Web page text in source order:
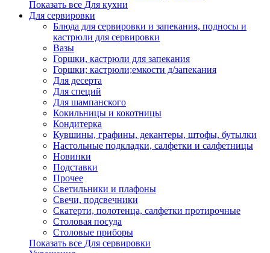
Показать все Для кухни
Для сервировки
Блюда для сервировки и запекания, подносы и
кастрюли для сервировки
Вазы
Горшки, кастрюли для запекания
Горшки; кастрюли;емкости д/запекания
Для десерта
Для специй
Для шампанского
Кокильницы и кокотницы
Кондитерка
Кувшины, графины, декантеры, штофы, бутылки
Настольные подкладки, салфетки и салфетницы
Новинки
Подставки
Прочее
Светильники и плафоны
Свечи, подсвечники
Скатерти, полотенца, салфетки протирочные
Столовая посуда
Столовые приборы
Показать все Для сервировки